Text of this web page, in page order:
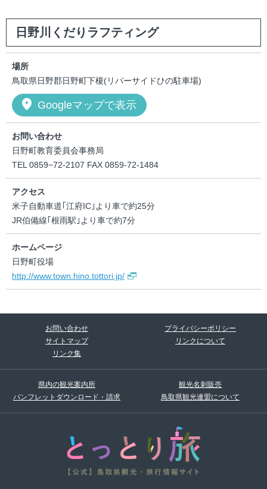
日野川くだりラフティング
場所
鳥取県日野郡日野町下榎(リバーサイドひの駐車場)
location_on Googleマップで表示
お問い合わせ
日野町教育委員会事務局
TEL 0859−72-2107 FAX 0859-72-1484
アクセス
米子自動車道｢江府IC｣より車で約25分
JR伯備線｢根雨駅｣より車で約7分
ホームページ
日野町役場
http://www.town.hino.tottori.jp/
お問い合わせ
プライバシーポリシー
サイトマップ
リンクについて
リンク集
県内の観光案内所
観光名刺販売
パンフレットダウンロード・請求
鳥取県観光連盟について